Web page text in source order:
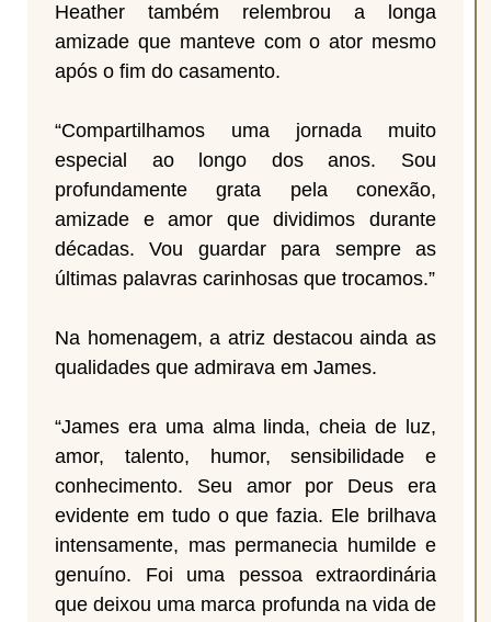
Heather também relembrou a longa
amizade que manteve com o ator mesmo
após o fim do casamento.
“Compartilhamos uma jornada muito
especial ao longo dos anos. Sou
profundamente grata pela conexão,
amizade e amor que dividimos durante
décadas. Vou guardar para sempre as
últimas palavras carinhosas que trocamos.”
Na homenagem, a atriz destacou ainda as
qualidades que admirava em James.
“James era uma alma linda, cheia de luz,
amor, talento, humor, sensibilidade e
conhecimento. Seu amor por Deus era
evidente em tudo o que fazia. Ele brilhava
intensamente, mas permanecia humilde e
genuíno. Foi uma pessoa extraordinária
que deixou uma marca profunda na vida de